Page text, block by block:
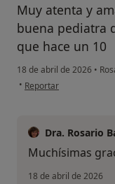
Muy atenta y
buena pediatra
que hace un 10
18 de abril de 2026 •
• en opinión del usuario
Reportar
Dra. Rosario
Muchísimas
18 de abril de 2026